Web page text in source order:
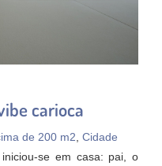
carioca
de 200 m2 Cidade
se em casa: pai, o